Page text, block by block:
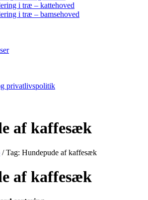
i træ – kattehoved
i træ – bamsehoved
privatlivspolitik
af kaffesæk
/ Tag: Hundepude af kaffesæk
af kaffesæk